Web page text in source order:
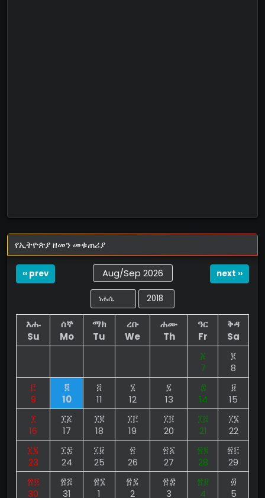
የኢትዮጵያ ዘመን መቁጠሪያ
‹‹ prev Aug/Sep 2026 next ››
እሑ
Su
ሰኞ
Mo
ማክ
Tu
ረቡ
We
ሐሙ
Th
ዓር
Fr
ቅዳ
Sa
፩
7
፪
8
፫
9
፬
10
፭
11
፮
12
፯
13
፰
14
፱
15
፲
16
፲፩
17
፲፪
18
፲፫
19
፲፬
20
፲፭
21
፲፮
22
፲፯
23
፲፰
24
፲፱
25
፳
26
፳፩
27
፳፪
28
፳፫
29
፳፬
30
፳፭
31
፳፮
1
፳፯
2
፳፰
3
፳፱
4
፴
5